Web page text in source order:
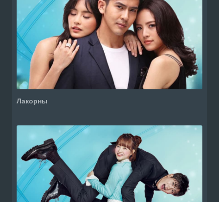
Лакорны